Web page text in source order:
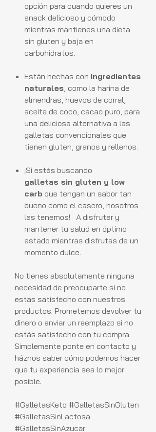
opción para cuando quieres un
snack delicioso y cómodo
mientras mantienes una dieta
sin gluten y baja en
carbohidratos.
Están hechas con ingredientes
naturales, como la harina de
almendras, huevos de corral,
aceite de coco, cacao puro, para
una deliciosa alternativa a las
galletas convencionales que
tienen gluten, granos y rellenos.
¡Si estás buscando
galletas sin gluten y low
carb que tengan un sabor tan
bueno como el casero, nosotros
las tenemos! A disfrutar y
mantener tu salud en óptimo
estado mientras disfrutas de un
momento dulce.
No tienes absolutamente ninguna
necesidad de preocuparte si no
estas satisfecho con nuestros
productos. Prometemos devolver tu
dinero o enviar un reemplazo si no
estás satisfecho con tu compra.
Simplemente ponte en contacto y
háznos saber cómo podemos hacer
que tu experiencia sea lo mejor
posible.
#GalletasKeto #GalletasSinGluten
#GalletasSinLactosa
#GalletasSinAzucar